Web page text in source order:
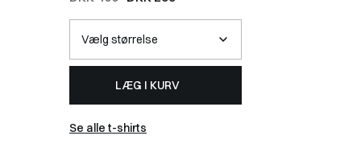
LÆG I KURV
Se alle t-shirts